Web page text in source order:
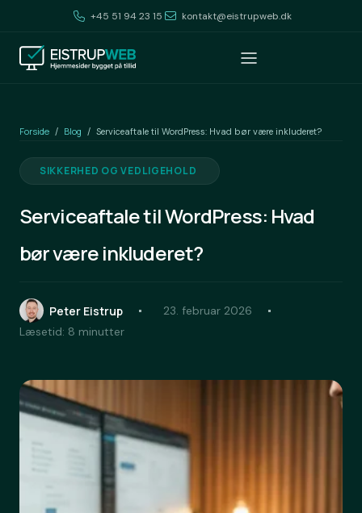
+45 51 94 23 15 kontakt@eistrupweb.dk
Forside / Blog / Serviceaftale til WordPress: Hvad bør være inkluderet?
SIKKERHED OG VEDLIGEHOLD
Serviceaftale til WordPress: Hvad
bør være inkluderet?
Peter Eistrup
23. februar 2026
Læsetid: 8 minutter